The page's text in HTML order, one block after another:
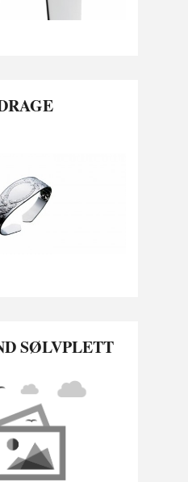
SØLVPLETT